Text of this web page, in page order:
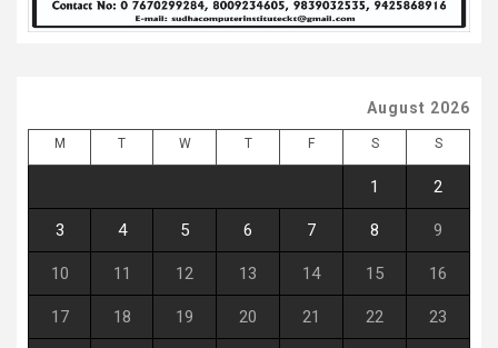
August 2026
M T W T F S S
1 2
3 4 5 6 7 8 9
10 11 12 13 14 15 16
17 18 19 20 21 22 23